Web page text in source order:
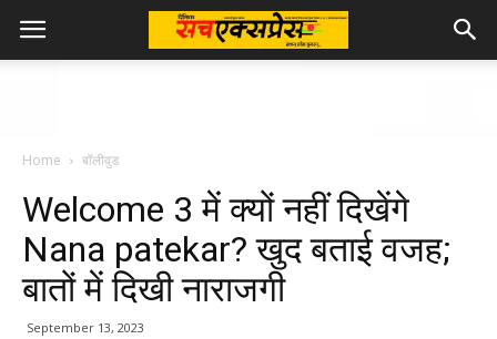
Home बॉलीवुड
Welcome 3 में क्यों नहीं दिखेंगे
Nana patekar? खुद बताई वजह;
बातों में दिखी नाराजगी
September 13, 2023